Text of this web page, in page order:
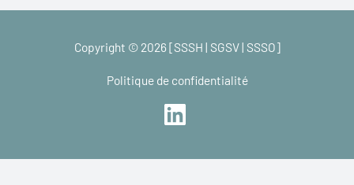
Copyright © 2026 [SSSH | SGSV | SSSO]
Politique de confidentialité